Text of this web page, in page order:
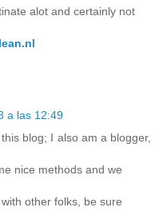
alot and certainly not
a las 12:49
blog; I also am a blogger,
nice methods and we
other folks, be sure